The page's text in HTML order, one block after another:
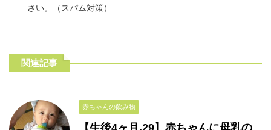
さい。（スパム対策）
関連記事
赤ちゃんの飲み物
【生後4ヶ月.29】赤ちゃんに母乳の